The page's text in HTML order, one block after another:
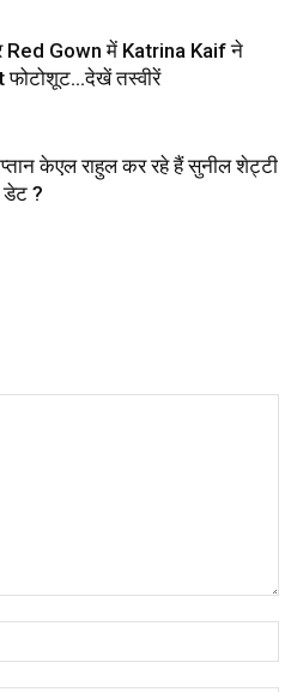
Red Gown में Katrina Kaif ने
फोटोशूट…देखें तस्वीरें
केएल राहुल कर रहे हैं सुनील शेट्टी
डेट ?